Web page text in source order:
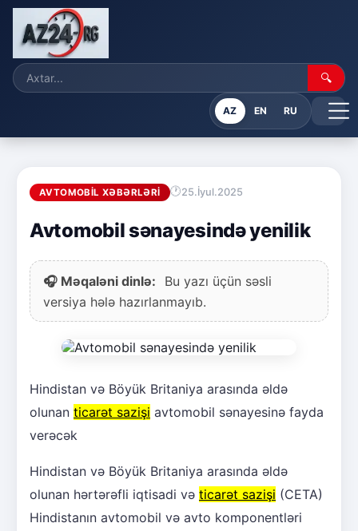
🔍
AZ EN RU
AVTOMOBIL XƏBƏRLƏRI 25.İyul.2025
Avtomobil sənayesində yenilik
🎧 Məqaləni dinlə:
Bu yazı üçün səsli
versiya hələ hazırlanmayıb.
Hindistan və Böyük Britaniya arasında əldə
olunan ticarət sazişi avtomobil sənayesinə fayda
verəcək
Hindistan və Böyük Britaniya arasında əldə
olunan hərtərəfli iqtisadi və ticarət sazişi (CETA)
Hindistanın avtomobil və avto komponentləri